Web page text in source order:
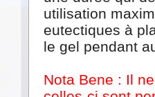
utilisation
eutectiques à
le gel pendant
Nota Bene : Il